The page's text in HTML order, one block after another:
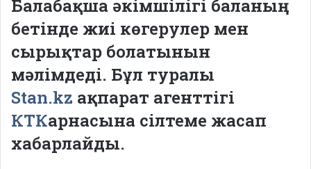
Балабақша әкімшілігі баланың
бетінде жиі көгерулер мен
сырықтар болатынын
мәлімдеді. Бұл туралы
Stan.kz ақпарат агенттігі
КТКарнасына сілтеме жасап
хабарлайды.